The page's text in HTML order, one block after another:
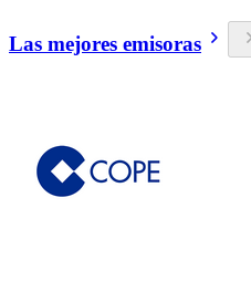
Las mejores emisoras